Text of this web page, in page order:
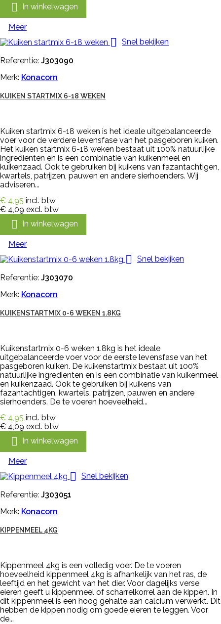
 In winkelwagen
Meer
 Snel bekijken
Referentie: J303090
Merk: Konacorn
KUIKEN STARTMIX 6-18 WEKEN
Kuiken startmix 6-18 weken is het ideale uitgebalanceerde
voer voor de verdere levensfase van het pasgeboren kuiken.
Het kuiken startmix 6-18 weken bestaat uit 100% natuurlijke
ingredienten en is een combinatie van kuikenmeel en
kuikenzaad. Ook te gebruiken bij kuikens van fazantachtigen,
kwartels, patrijzen, pauwen en andere sierhoenders. Wij
adviseren...
€ 4,95 incl. btw
€ 4,09 excl. btw
 In winkelwagen
Meer
 Snel bekijken
Referentie: J303070
Merk: Konacorn
KUIKENSTARTMIX 0-6 WEKEN 1.8KG
Kuikenstartmix 0-6 weken 1.8kg is het ideale
uitgebalanceerde voer voor de eerste levensfase van het
pasgeboren kuiken. De kuikenstartmix bestaat uit 100%
natuurlijke ingredienten en is een combinatie van kuikenmeel
en kuikenzaad. Ook te gebruiken bij kuikens van
fazantachtigen, kwartels, patrijzen, pauwen en andere
sierhoenders. De te voeren hoeveelheid...
€ 4,95 incl. btw
€ 4,09 excl. btw
 In winkelwagen
Meer
 Snel bekijken
Referentie: J303051
Merk: Konacorn
KIPPENMEEL 4KG
Kippenmeel 4kg is een volledig voer. De te voeren
hoeveelheid kippenmeel 4kg is afhankelijk van het ras, de
leeftijd en het gewicht van het dier. Voor dagelijks verse
eieren geeft u kippenmeel of scharrelkorrel aan de kippen. In
dit kippenmeel is een hoog gehalte aan calcium verwerkt. Dit
hebben de kippen nodig om goede eieren te leggen. Voor
de...